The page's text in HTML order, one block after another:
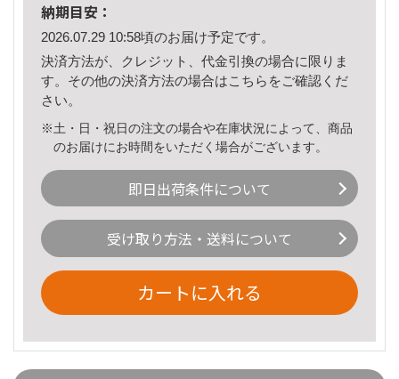
納期目安：
2026.07.29 10:58頃のお届け予定です。
決済方法が、クレジット、代金引換の場合に限りま
す。その他の決済方法の場合はこちら をご確認くだ
さい。
※土・日・祝日の注文の場合や在庫状況によって、商品
のお届けにお時間をいただく場合がございます。
即日出荷条件について
受け取り方法・送料について
カートに入れる